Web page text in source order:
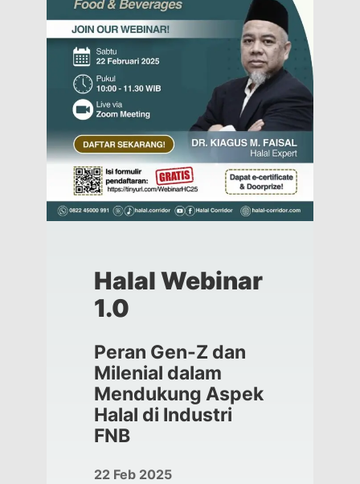
Halal Webinar
1.0
Peran Gen-Z dan
Milenial dalam
Mendukung Aspek
Halal di Industri
FNB
22 Feb 2025